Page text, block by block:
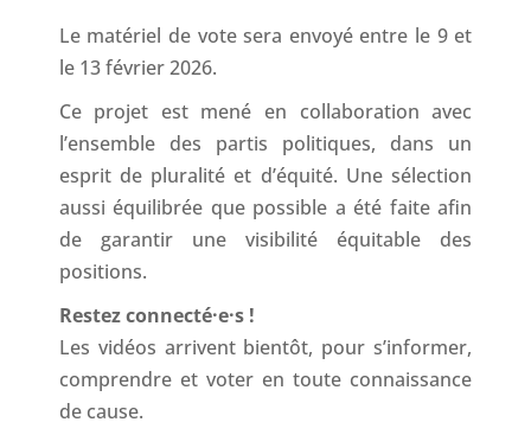
Le matériel de vote sera envoyé entre le 9 et
le 13 février 2026.
Ce projet est mené en collaboration avec
l’ensemble des partis politiques, dans un
esprit de pluralité et d’équité. Une sélection
aussi équilibrée que possible a été faite afin
de garantir une visibilité équitable des
positions.
Restez connecté·e·s !
Les vidéos arrivent bientôt, pour s’informer,
comprendre et voter en toute connaissance
de cause.